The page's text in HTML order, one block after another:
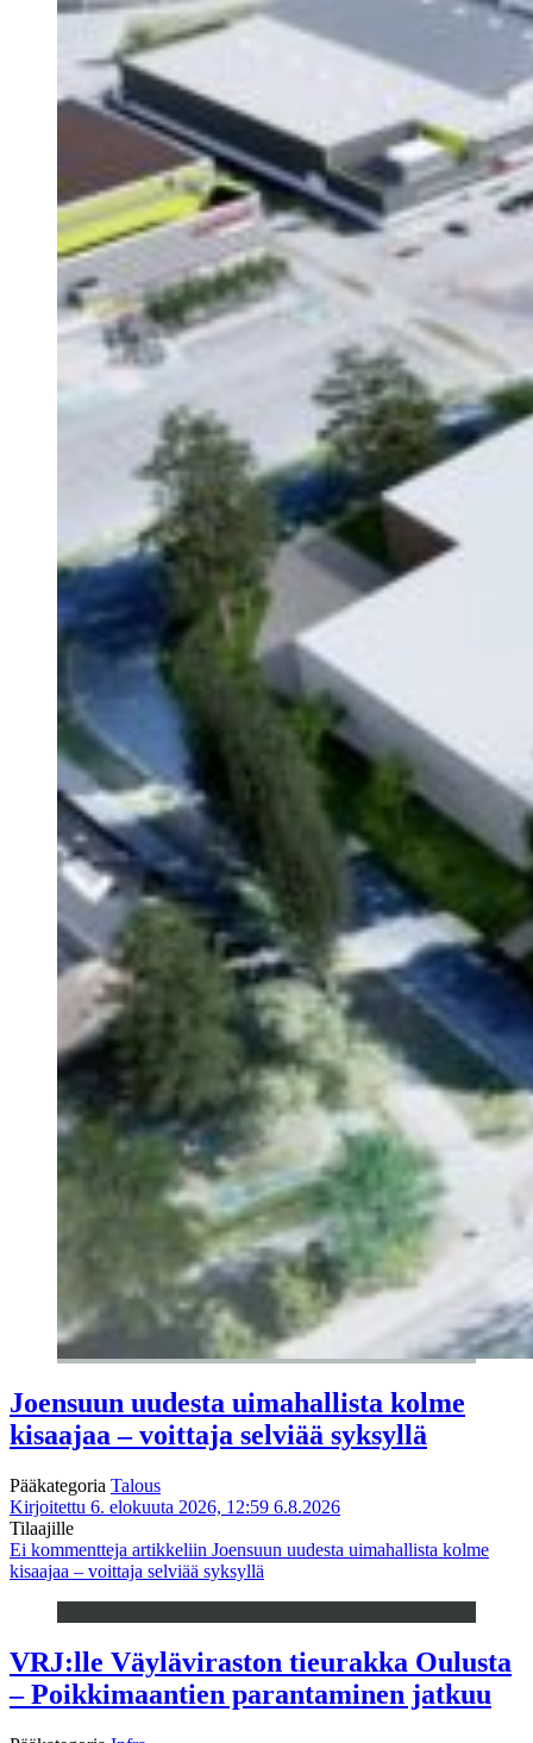
Joensuun uudesta uimahallista kolme
kisaajaa – voittaja selviää syksyllä
Pääkategoria Talous
Kirjoitettu 6. elokuuta 2026, 12:59 6.8.2026
Tilaajille
Ei kommentteja artikkeliin Joensuun uudesta uimahallista kolme
kisaajaa – voittaja selviää syksyllä
VRJ:lle Väyläviraston tieurakka Oulusta
– Poikkimaantien parantaminen jatkuu